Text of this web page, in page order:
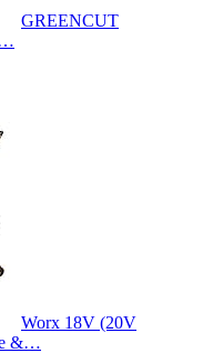
GREENCUT
Worx 18V (20V
&…